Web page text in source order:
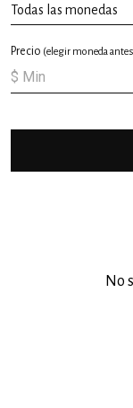
Precio (elegir moneda
No